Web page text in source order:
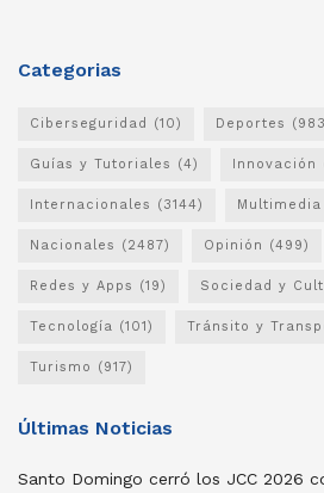
Categorias
Ciberseguridad (10) Deportes
Guías y Tutoriales (4) Innovación
Internacionales (3144) Multimedia
Nacionales (2487) Opinión (499)
Redes y Apps (19) Sociedad y
Tecnología (101) Tránsito y
Turismo (917)
Últimas Noticias
Santo Domingo cerró los JCC 2026